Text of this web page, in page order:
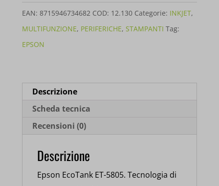
ECOTANK
ET-
5805
quantità
EAN: 8715946734682 COD: 12.130 Categorie: INKJET,
MULTIFUNZIONE, PERIFERICHE, STAMPANTI Tag:
EPSON
Descrizione
Scheda tecnica
Recensioni (0)
Descrizione
Epson EcoTank ET-5805. Tecnologia di